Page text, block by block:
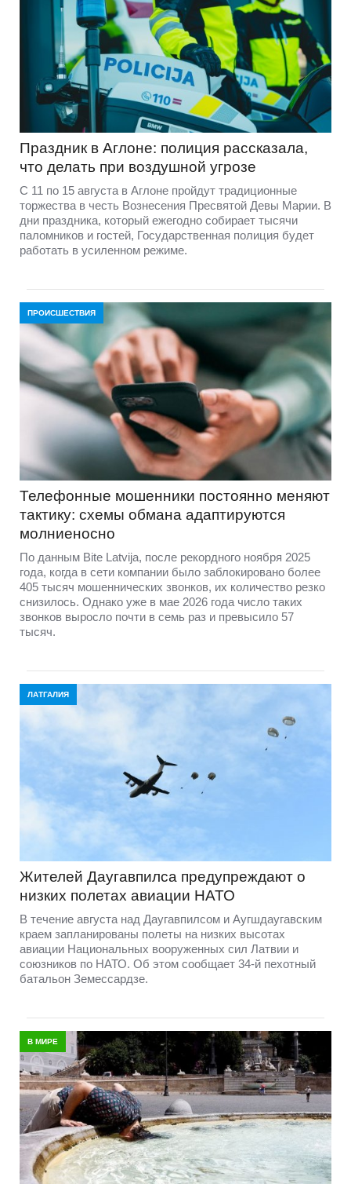
Праздник в Аглоне: полиция рассказала,
что делать при воздушной угрозе
С 11 по 15 августа в Аглоне пройдут традиционные
торжества в честь Вознесения Пресвятой Девы Марии. В
дни праздника, который ежегодно собирает тысячи
паломников и гостей, Государственная полиция будет
работать в усиленном режиме.
ПРОИСШЕСТВИЯ
Телефонные мошенники постоянно меняют
тактику: схемы обмана адаптируются
молниеносно
По данным Bite Latvija, после рекордного ноября 2025
года, когда в сети компании было заблокировано более
405 тысяч мошеннических звонков, их количество резко
снизилось. Однако уже в мае 2026 года число таких
звонков выросло почти в семь раз и превысило 57
тысяч.
ЛАТГАЛИЯ
Жителей Даугавпилса предупреждают о
низких полетах авиации НАТО
В течение августа над Даугавпилсом и Аугшдаугавским
краем запланированы полеты на низких высотах
авиации Национальных вооруженных сил Латвии и
союзников по НАТО. Об этом сообщает 34-й пехотный
батальон Земессардзе.
В МИРЕ